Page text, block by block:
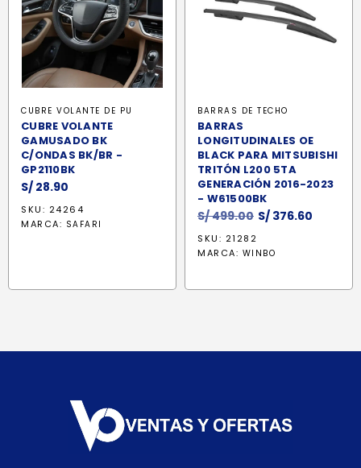
CUBRE VOLANTE DE PU
CUBRE VOLANTE
GAMUSADO BK
C/ONDAS BK/BR -
GP2110BK
S/ 28.90
SKU: 24264
MARCA: SAFARI
BARRAS DE TECHO
BARRAS
LONGITUDINALES OE
BLACK PARA MITSUBISHI
TRITÓN L200 5TA
GENERACIÓN 2016-2023
- W61500BK
S/499.00 El
original
S/ 376.60
SKU: 21282
MARCA: WINBO